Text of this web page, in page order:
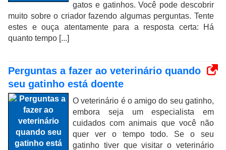
gatos e gatinhos. Você pode descobrir
muito sobre o criador fazendo algumas perguntas. Tente
estes e ouça atentamente para a resposta certa: Há
quanto tempo [...]
Perguntas a fazer ao veterinário quando
seu gatinho está doente
O veterinário é o amigo do seu gatinho,
embora seja um especialista em
cuidados com animais que você não
quer ver o tempo todo. Se o seu
gatinho tiver que visitar o veterinário